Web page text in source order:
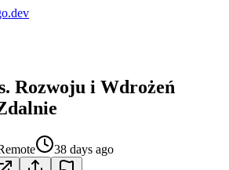
Rozwoju i Wdrożeń
38 days ago